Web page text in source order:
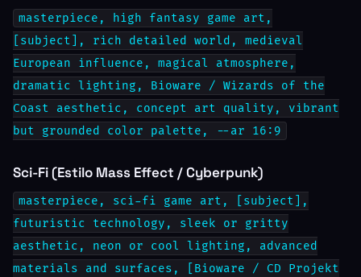
masterpiece, high fantasy game art,
[subject], rich detailed world, medieval
European influence, magical atmosphere,
dramatic lighting, Bioware / Wizards of the
Coast aesthetic, concept art quality, vibrant
but grounded color palette, --ar 16:9
Sci-Fi (Estilo Mass Effect / Cyberpunk)
masterpiece, sci-fi game art, [subject],
futuristic technology, sleek or gritty
aesthetic, neon or cool lighting, advanced
materials and surfaces, [Bioware / CD Projekt